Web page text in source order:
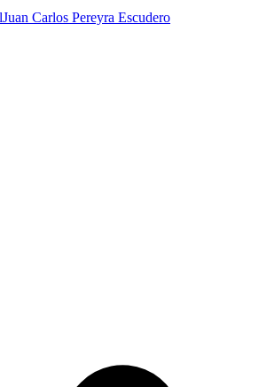
Juan Carlos Pereyra Escudero